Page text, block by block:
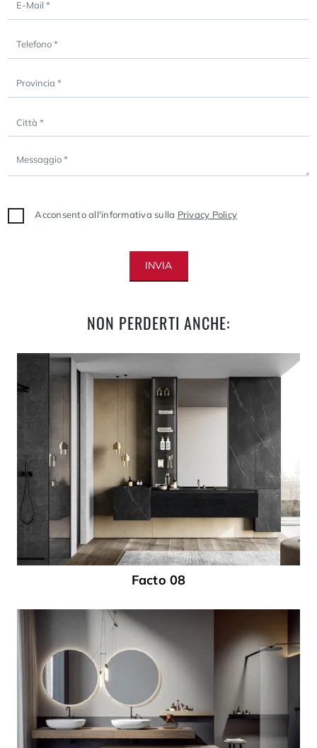
Acconsento all'informativa sulla Privacy Policy
INVIA
NON PERDERTI ANCHE:
Facto 08